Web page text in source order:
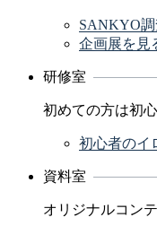
SANKYO
企画展を見
研修室
初めての方は初
初心者のイ
資料室
オリジナルコン